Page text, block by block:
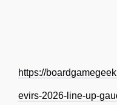
https://
evirs-2026-line-up-